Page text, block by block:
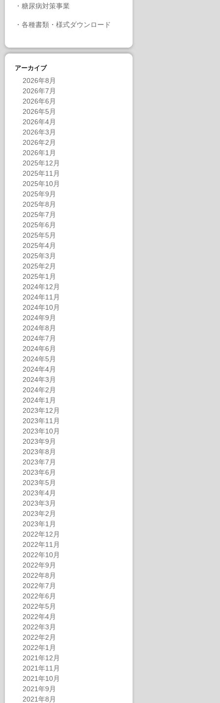
・ 糖尿病対策事業
・ 各種書類・様式ダウンロード
アーカイブ
2026年8月
2026年7月
2026年6月
2026年5月
2026年4月
2026年3月
2026年2月
2026年1月
2025年12月
2025年11月
2025年10月
2025年9月
2025年8月
2025年7月
2025年6月
2025年5月
2025年4月
2025年3月
2025年2月
2025年1月
2024年12月
2024年11月
2024年10月
2024年9月
2024年8月
2024年7月
2024年6月
2024年5月
2024年4月
2024年3月
2024年2月
2024年1月
2023年12月
2023年11月
2023年10月
2023年9月
2023年8月
2023年7月
2023年6月
2023年5月
2023年4月
2023年3月
2023年2月
2023年1月
2022年12月
2022年11月
2022年10月
2022年9月
2022年8月
2022年7月
2022年6月
2022年5月
2022年4月
2022年3月
2022年2月
2022年1月
2021年12月
2021年11月
2021年10月
2021年9月
2021年8月